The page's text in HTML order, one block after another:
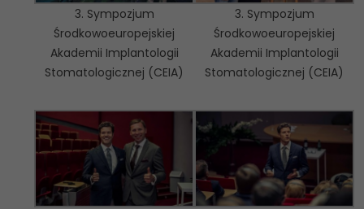
3. Sympozjum
Środkowoeuropejskiej
Akademii Implantologii
Stomatologicznej (CEIA)
3. Sympozjum
Środkowoeuropejskiej
Akademii Implantologii
Stomatologicznej (CEIA)